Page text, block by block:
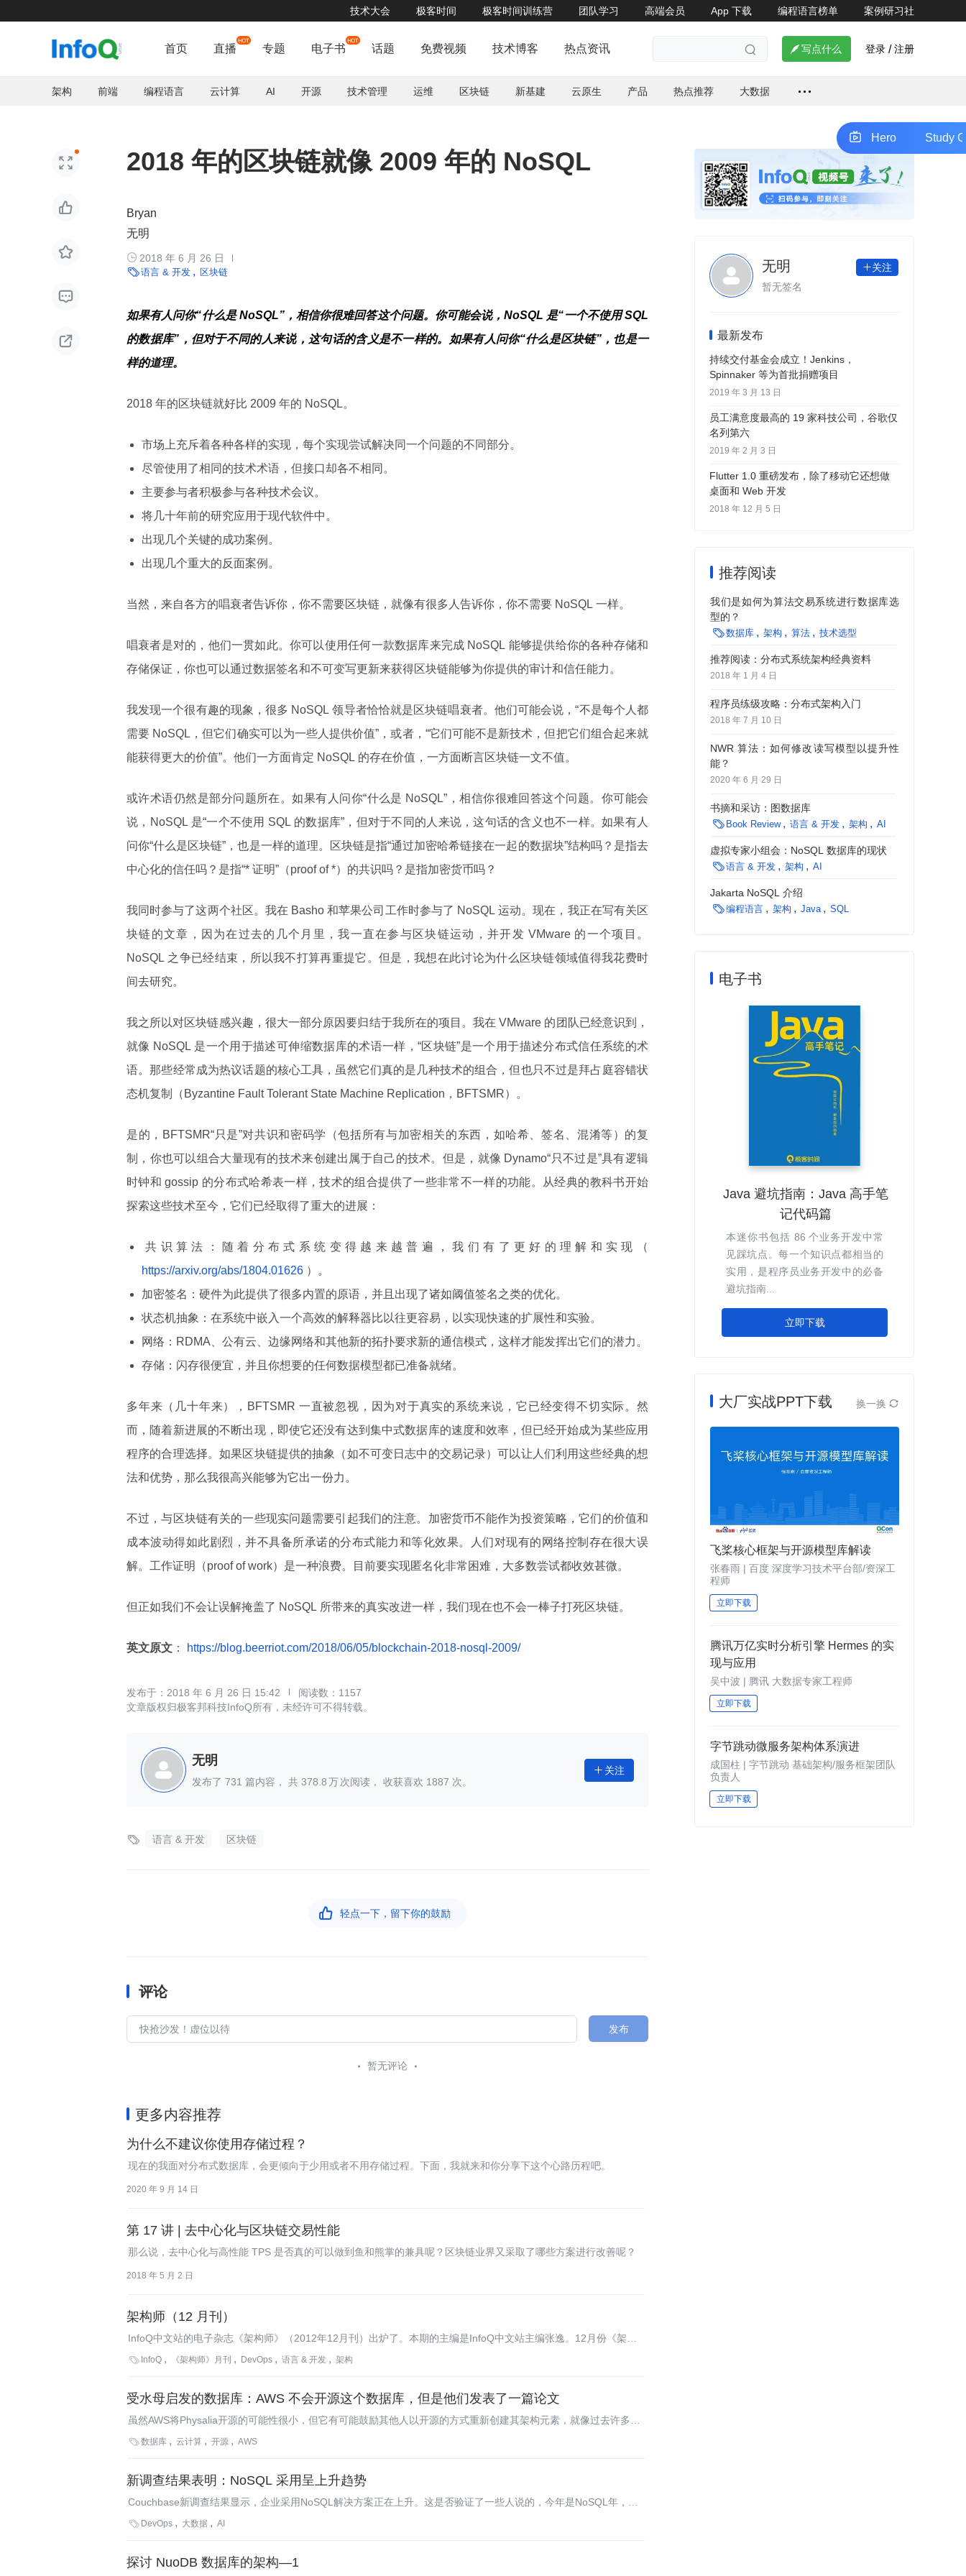
技术大会 极客时间 极客时间训练营 团队学习 高端会员 App 下载 编程语言榜单 案例研习社
抖音技术能力大揭密！钜惠大礼、深度体验，尽在火山引擎增长沙龙，就等你来！ 立即报名>>
首页 直播 专题 电子书 话题 免费视频 技术博客 热点资讯   写点什么 登录 / 注册
架构 前端 编程语言 云计算 AI 开源 技术管理 运维 区块链 新基建 云原生 产品 热点推荐 大数据





2018 年的区块链就像 2009 年的 NoSQL
Bryan
无明
 2018 年 6 月 26 日
语言 & 开发 区块链
如果有人问你“什么是 NoSQL”，相信你很难回答这个问题。你可能会说，NoSQL 是“一个不使用 SQL
的数据库”，但对于不同的人来说，这句话的含义是不一样的。如果有人问你“什么是区块链”，也是一
样的道理。
2018 年的区块链就好比 2009 年的 NoSQL。
市场上充斥着各种各样的实现，每个实现尝试解决同一个问题的不同部分。
尽管使用了相同的技术术语，但接口却各不相同。
主要参与者积极参与各种技术会议。
将几十年前的研究应用于现代软件中。
出现几个关键的成功案例。
出现几个重大的反面案例。
当然，来自各方的唱衰者告诉你，你不需要区块链，就像有很多人告诉你，你不需要 NoSQL 一样。
唱衰者是对的，他们一贯如此。你可以使用任何一款数据库来完成 NoSQL 能够提供给你的各种存储和
存储保证，你也可以通过数据签名和不可变写更新来获得区块链能够为你提供的审计和信任能力。
我发现一个很有趣的现象，很多 NoSQL 领导者恰恰就是区块链唱衰者。他们可能会说，“不是每个人都
需要 NoSQL，但它们确实可以为一些人提供价值”，或者，“它们可能不是新技术，但把它们组合起来就
能获得更大的价值”。他们一方面肯定 NoSQL 的存在价值，一方面断言区块链一文不值。
或许术语仍然是部分问题所在。如果有人问你“什么是 NoSQL”，相信你很难回答这个问题。你可能会
说，NoSQL 是“一个不使用 SQL 的数据库”，但对于不同的人来说，这句话的含义也不一样。如果有人
问你“什么是区块链”，也是一样的道理。区块链是指“通过加密哈希链接在一起的数据块”结构吗？是指去
中心化的信任吗？是指“* 证明”（proof of *）的共识吗？是指加密货币吗？
我同时参与了这两个社区。我在 Basho 和苹果公司工作时参与了 NoSQL 运动。现在，我正在写有关区
块链的文章，因为在过去的几个月里，我一直在参与区块链运动，并开发 VMware 的一个项目。
NoSQL 之争已经结束，所以我不打算再重提它。但是，我想在此讨论为什么区块链领域值得我花费时
间去研究。
我之所以对区块链感兴趣，很大一部分原因要归结于我所在的项目。我在 VMware 的团队已经意识到，
就像 NoSQL 是一个用于描述可伸缩数据库的术语一样，“区块链”是一个用于描述分布式信任系统的术
语。那些经常成为热议话题的核心工具，虽然它们真的是几种技术的组合，但也只不过是拜占庭容错状
态机复制（Byzantine Fault Tolerant State Machine Replication，BFTSMR）。
是的，BFTSMR“只是”对共识和密码学（包括所有与加密相关的东西，如哈希、签名、混淆等）的复
制，你也可以组合大量现有的技术来创建出属于自己的技术。但是，就像 Dynamo“只不过是”具有逻辑
时钟和 gossip 的分布式哈希表一样，技术的组合提供了一些非常不一样的功能。从经典的教科书开始
探索这些技术至今，它们已经取得了重大的进展：
共识算法：随着分布式系统变得越来越普遍，我们有了更好的理解和实现（
https://arxiv.org/abs/1804.01626 ）。
加密签名：硬件为此提供了很多内置的原语，并且出现了诸如阈值签名之类的优化。
状态机抽象：在系统中嵌入一个高效的解释器比以往更容易，以实现快速的扩展性和实验。
网络：RDMA、公有云、边缘网络和其他新的拓扑要求新的通信模式，这样才能发挥出它们的潜力。
存储：闪存很便宜，并且你想要的任何数据模型都已准备就绪。
多年来（几十年来），BFTSMR 一直被忽视，因为对于真实的系统来说，它已经变得不切实际。然
而，随着新进展的不断出现，即使它还没有达到集中式数据库的速度和效率，但已经开始成为某些应用
程序的合理选择。如果区块链提供的抽象（如不可变日志中的交易记录）可以让人们利用这些经典的想
法和优势，那么我很高兴能够为它出一份力。
不过，与区块链有关的一些现实问题需要引起我们的注意。加密货币不能作为投资策略，它们的价值和
成本波动得如此剧烈，并不具备所承诺的分布式能力和等化效果。人们对现有的网络控制存在很大误
解。工作证明（proof of work）是一种浪费。目前要实现匿名化非常困难，大多数尝试都收效甚微。
但正如我们不会让误解掩盖了 NoSQL 所带来的真实改进一样，我们现在也不会一棒子打死区块链。
英文原文 ： https://blog.beerriot.com/2018/06/05/blockchain-2018-nosql-2009/
2018 年 6 月 26 日 15:42
1157
文章版权归极客邦科技InfoQ所有，未经许可不得转载。
无明
发布了 731 篇内容， 共 378.8 次阅读， 收获喜欢 1887 次。
 关注
 语言 & 开发 区块链
 轻点一下，留下你的鼓励
评论
发布
暂无评论
更多内容推荐
为什么不建议你使用存储过程？
现在的我面对分布式数据库，会更倾向于少用或者不用存储过程。下面，我就来和你分享下这个心路历程吧。
2020 年 9 月 14 日
第 17 讲 | 去中心化与区块链交易性能
那么说，去中心化与高性能 TPS 是否真的可以做到鱼和熊掌的兼具呢？区块链业界又采取了哪些方案进行改善呢？
2018 年 5 月 2 日
架构师（12 月刊）
InfoQ中文站的电子杂志《架构师》（2012年12月刊）出炉了。本期的主编是InfoQ中文站主编张逸。12月份《架构
师》杂志的主题是" NoSQL，走向成熟"，编者认为NoSQL在褪去浮华之后已经逐渐迈向了成熟。我们还可以预见在
 InfoQ 《架构师》月刊 DevOps 语言 & 开发 架构
受水母启发的数据库：AWS 不会开源这个数据库，但是他们发表了一篇论文
虽然AWS将Physalia开源的可能性很小，但它有可能鼓励其他人以开源的方式重新创建其架构元素，就像过去许多超
大规模的云计算科技公司所做的那样。
数据库 云计算 开源 AWS
新调查结果表明：NoSQL 采用呈上升趋势
Couchbase新调查结果显示，企业采用NoSQL解决方案正在上升。这是否验证了一些人说的，今年是NoSQL年，它
将成为企业的主要前进力量？
 DevOps 大数据 AI
探讨 NuoDB 数据库的架构—1
无明 关注
暂无签名
最新发布
持续交付基金会成立！Jenkins，
Spinnaker 等为首批捐赠项目
2019 年 3 月 13 日
员工满意度最高的 19 家科技公司，谷歌仅
名列第六
2019 年 2 月 3 日
Flutter 1.0 重磅发布，除了移动它还想做
桌面和 Web 开发
2018 年 12 月 5 日
推荐阅读
我们是如何为算法交易系统进行数据库选
型的？
数据库 架构 算法 技术选型
推荐阅读：分布式系统架构经典资料
2018 年 1 月 4 日
程序员练级攻略：分布式架构入门
2018 年 7 月 10 日
NWR 算法：如何修改读写模型以提升性
能？
2020 年 6 月 29 日
书摘和采访：图数据库
 Book Review 语言 & 开发 架构 AI
虚拟专家小组会：NoSQL 数据库的现状
语言 & 开发 架构 AI
Jakarta NoSQL 介绍
编程语言 架构 Java SQL
电子书
Java 避坑指南：Java 高手笔
记代码篇
本迷你书包括 86 个业务开发中常
见踩坑点。每一个知识点都相当的
实用，是程序员业务开发中的必备
避坑指南...
立即下载
大厂实战PPT下载 换一换 
飞桨核心框架与开源模型库解读
张春雨 | 百度 深度学习技术平台部/资深工
程师
立即下载
腾讯万亿实时分析引擎 Hermes 的实
现与应用
吴中波 | 腾讯 大数据专家工程师
立即下载
字节跳动微服务架构体系演进
成国柱 | 字节跳动 基础架构/服务框架团队
负责人
立即下载
Study Go: From Zero to Hero Study Go: